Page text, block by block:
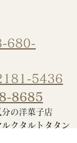
680-
5436
8685
分の洋菓子店
ク タルトタタン